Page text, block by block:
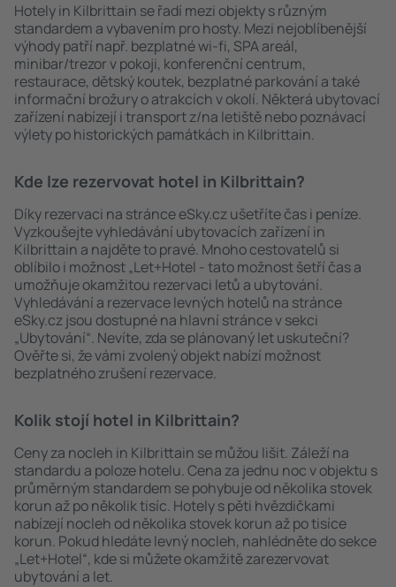
Hotely in Kilbrittain se řadí mezi objekty s různým
standardem a vybavením pro hosty. Mezi nejoblíbenější
výhody patří např. bezplatné wi-fi, SPA areál,
minibar/trezor v pokoji, konferenční centrum,
restaurace, dětský koutek, bezplatné parkování a také
informační brožury o atrakcích v okolí. Některá ubytovací
zařízení nabízejí i transport z/na letiště nebo poznávací
výlety po historických památkách in Kilbrittain.
Kde lze rezervovat hotel in Kilbrittain?
Díky rezervaci na stránce eSky.cz ušetříte čas i peníze.
Vyzkoušejte vyhledávání ubytovacích zařízení in
Kilbrittain a najděte to pravé. Mnoho cestovatelů si
oblíbilo i možnost „Let+Hotel - tato možnost šetří čas a
umožňuje okamžitou rezervaci letů a ubytování.
Vyhledávání a rezervace levných hotelů na stránce
eSky.cz jsou dostupné na hlavní stránce v sekci
„Ubytování“. Nevíte, zda se plánovaný let uskuteční?
Ověřte si, že vámi zvolený objekt nabízí možnost
bezplatného zrušení rezervace.
Kolik stojí hotel in Kilbrittain?
Ceny za nocleh in Kilbrittain se můžou lišit. Záleží na
standardu a poloze hotelu. Cena za jednu noc v objektu s
průměrným standardem se pohybuje od několika stovek
korun až po několik tisíc. Hotely s pěti hvězdičkami
nabízejí nocleh od několika stovek korun až po tisíce
korun. Pokud hledáte levný nocleh, nahlédněte do sekce
„Let+Hotel“, kde si můžete okamžitě zarezervovat
ubytování a let.